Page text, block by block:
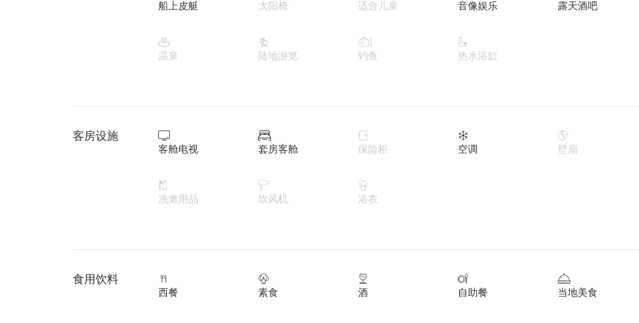
船上皮艇 太阳椅 适合儿童 音像娱乐 露天酒吧

温泉

陆地游览

钓鱼

热水浴缸
客房设施 
客舱电视

套房客舱

保险柜

空调

壁扇

洗漱用品

吹风机

浴衣
食用饮料 
西餐

素食

酒

自助餐

当地美食